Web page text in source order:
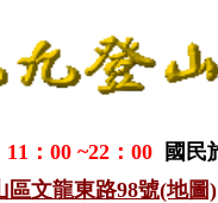
：00 ~22：00
國民
區文龍東路98號(地圖)